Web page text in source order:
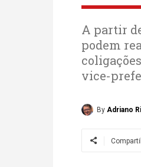
A partir
podem
vice-
By Adriano